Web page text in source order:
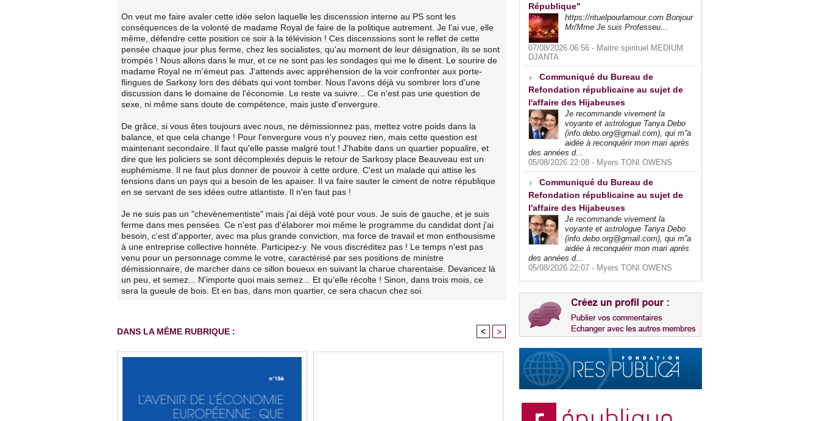
On veut me faire avaler cette idée selon laquelle les discenssion interne au PS sont les
conséquences de la volonté de madame Royal de faire de la politique autrement. Je l'ai vue, elle
même, défendre cette position ce soir à la télévision ! Ces discenssions sont le reflet de cette
pensée chaque jour plus ferme, chez les socialistes, qu'au moment de leur désignation, ils se sont
trompés ! Nous allons dans le mur, et ce ne sont pas les sondages qui me le disent. Le sourire de
madame Royal ne m'émeut pas. J'attends avec appréhension de la voir confronter aux porte-
flingues de Sarkosy lors des débats qui vont tomber. Nous l'avons déjà vu sombrer lors d'une
discussion dans le domaine de l'économie. Le reste va suivre... Ce n'est pas une question de
sexe, ni même sans doute de compétence, mais juste d'envergure.
De grâce, si vous êtes toujours avec nous, ne démissionnez pas, mettez votre poids dans la
balance, et que cela change ! Pour l'envergure vous n'y pouvez rien, mais cette question est
maintenant secondaire. Il faut qu'elle passe malgré tout ! J'habite dans un quartier popualire, et
dire que les policiers se sont décomplexés depuis le retour de Sarkosy place Beauveau est un
euphémisme. Il ne faut plus donner de pouvoir à cette ordure. C'est un malade qui attise les
tensions dans un pays qui a besoin de les apaiser. Il va faire sauter le ciment de notre république
en se servant de ses idées outre atlantiste. Il n'en faut pas !
Je ne suis pas un "chevènementiste" mais j'ai déjà voté pour vous. Je suis de gauche, et je suis
ferme dans mes pensées. Ce n'est pas d'élaborer moi même le programme du candidat dont j'ai
besoin, c'est d'apporter, avec ma plus grande conviction, ma force de travail et mon enthousisme
à une entreprise collective honnète. Participez-y. Ne vous discréditez pas ! Le temps n'est pas
venu pour un personnage comme le votre, caractérisé par ses positions de ministre
démissionnaire, de marcher dans ce sillon boueux en suivant la charue charentaise. Devancez là
un peu, et semez... N'importe quoi mais semez... Et qu'elle récolte ! Sinon, dans trois mois, ce
sera la gueule de bois. Et en bas, dans mon quartier, ce sera chacun chez soi.
DANS LA MÊME RUBRIQUE : < >
République"
https://rituelpourlamour.com Bonjour
Mr/Mme Je suis Professeu...
07/08/2026 06:56 - Maitre spirituel MEDIUM
DJANTA
Communiqué du Bureau de
Refondation républicaine au sujet de
l'affaire des Hijabeuses
Je recommande vivement la
voyante et astrologue Tanya Debo
(info.debo.org@gmail.com), qui m''a
aidée à reconquérir mon mari après
des années d...
05/08/2026 22:08 - Myers TONI OWENS
Communiqué du Bureau de
Refondation républicaine au sujet de
l'affaire des Hijabeuses
Je recommande vivement la
voyante et astrologue Tanya Debo
(info.debo.org@gmail.com), qui m''a
aidée à reconquérir mon mari après
des années d...
05/08/2026 22:07 - Myers TONI OWENS